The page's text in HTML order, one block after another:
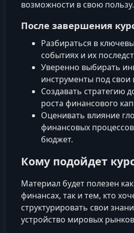
возможности в свою пользу.
После завершения
Разбираться в
событиях и их
Уверенно выбирать
инструменты под свои
Создавать стратегию
роста финансового
Оценивать влияние
финансовых
бюджет.
Кому подойдет
Материал будет полезен
финансах, так и тем, кто
структурировать свои
устройство мировых